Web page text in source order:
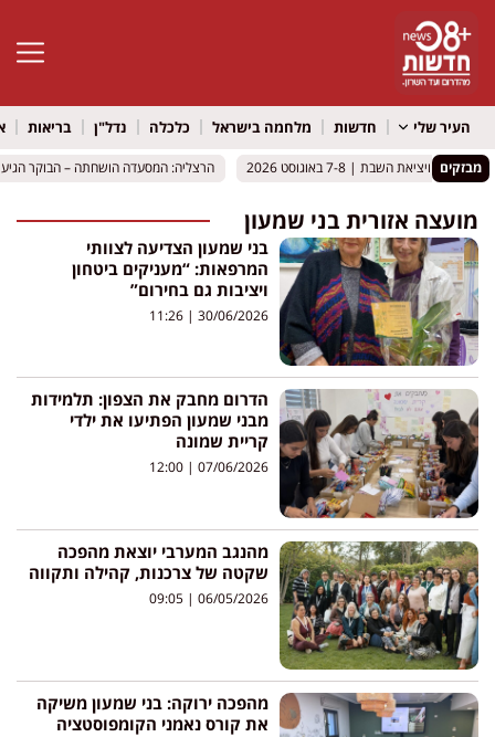
פתח
העיר שלי חדשות מלחמה בישראל כלכלה נדל"ן בריאות
מבזקים
ויציאת השבת | 7-8 באוגוסט 2026
ויציאת השבת | 7-8 באוגוסט 2026 הרצליה: המסעדה הושחתה – הבוקר הגיע
הרצליה: המסעדה הושחתה – הבוקר הגיע
מועצה אזורית בני שמעון
בני שמעון הצדיעה לצוותי
המרפאות: “מעניקים ביטחון
ויציבות גם בחירום”
30/06/2026
הדרום מחבק את הצפון: תלמידות
מבני שמעון הפתיעו את ילדי
קריית שמונה
07/06/2026
מהנגב המערבי יוצאת מהפכה
שקטה של צרכנות, קהילה ותקווה
06/05/2026
מהפכה ירוקה: בני שמעון משיקה
את קורס נאמני הקומפוסטציה